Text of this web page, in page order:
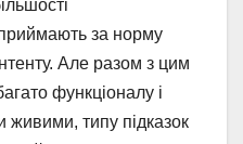
за норму
Але разом з цим
функціоналу і
живими, типу підказок